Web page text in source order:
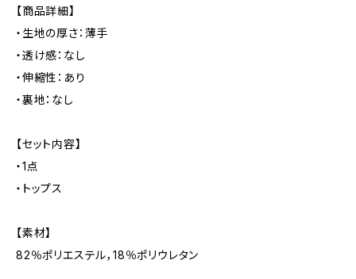
【商品詳細】
・生地の厚さ：薄手
・透け感：なし
・伸縮性：あり
・裏地：なし
【セット内容】
・1点
・トップス
【素材】
82％ポリエステル，18％ポリウレタン